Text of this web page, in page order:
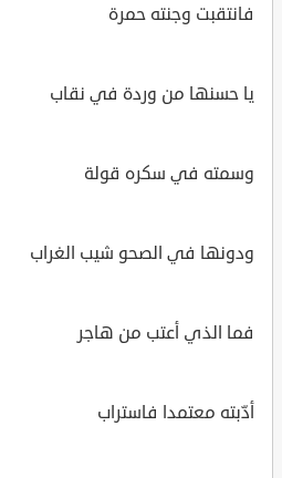
فانتقبت وجنته حمرة
يا حسنها من وردة في نقاب
وسمته في سكره قولة
ودونها في الصحو شيب الغراب
فما الذي أعتب من هاجر
أدّبته معتمدا فاستراب